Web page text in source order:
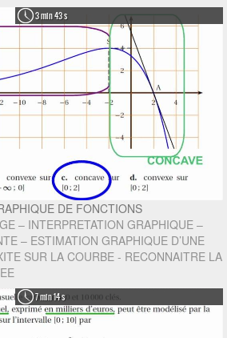
3 min 43 s
DE FONCTIONS
– INTERPRETATION GRAPHIQUE –
– ESTIMATION GRAPHIQUE D’UNE
SUR LA COURBE - RECONNAITRE LA
7 min 14 s